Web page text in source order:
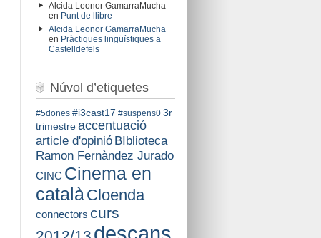
Alcida Leonor GamarraMucha
en Punt de llibre
Alcida Leonor GamarraMucha
en Pràctiques lingüístiques a
Castelldefels
Núvol d’etiquetes
#5dones #i3cast17 #suspens0 3r
trimestre accentuació
article d'opinió BIblioteca
Ramon Fernàndez Jurado
CINC Cinema en
catalàCloenda
connectors curs
descans